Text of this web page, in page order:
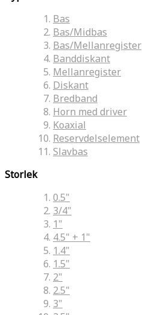
Bas
Bas/Midbas
Bas/Mellanregister
Banddiskant
Mellanregister
Diskant
Bredband
Horn med driver
Koaxial
Reservdelselement
Slavbas
Storlek
0.5"
3/4"
1"
4.5" + 1"
1.4"
1.5"
2"
2.5"
3"